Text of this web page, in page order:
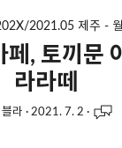
2021.05 제주 -
페, 토끼문
라라떼
라 · 2021. 7. 2 ·